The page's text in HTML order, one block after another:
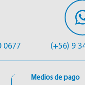
0677 (+56) 9
Medios de pago